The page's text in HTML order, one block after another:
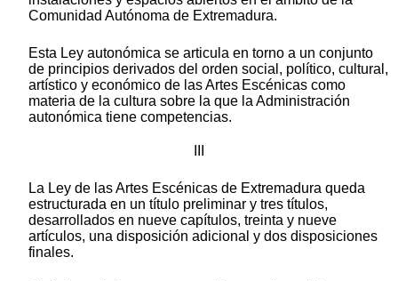
Comunidad Autónoma de Extremadura.
Esta Ley autonómica se articula en torno a un conjunto
de principios derivados del orden social, político, cultural,
artístico y económico de las Artes Escénicas como
materia de la cultura sobre la que la Administración
autonómica tiene competencias.
La Ley de las Artes Escénicas de Extremadura queda
estructurada en un título preliminar y tres títulos,
desarrollados en nueve capítulos, treinta y nueve
artículos, una disposición adicional y dos disposiciones
finales.